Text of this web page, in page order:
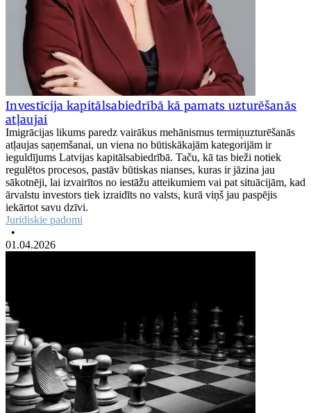
Investīcija kapitālsabiedrībā kā pamats uzturēšanās
atļaujai
Imigrācijas likums paredz vairākus mehānismus termiņuzturēšanās
atļaujas saņemšanai, un viena no būtiskākajām kategorijām ir
ieguldījums Latvijas kapitālsabiedrībā. Taču, kā tas bieži notiek
regulētos procesos, pastāv būtiskas nianses, kuras ir jāzina jau
sākotnēji, lai izvairītos no iestāžu atteikumiem vai pat situācijām, kad
ārvalstu investors tiek izraidīts no valsts, kurā viņš jau paspējis
iekārtot savu dzīvi.
Juridiskie padomi
•
01.04.2026